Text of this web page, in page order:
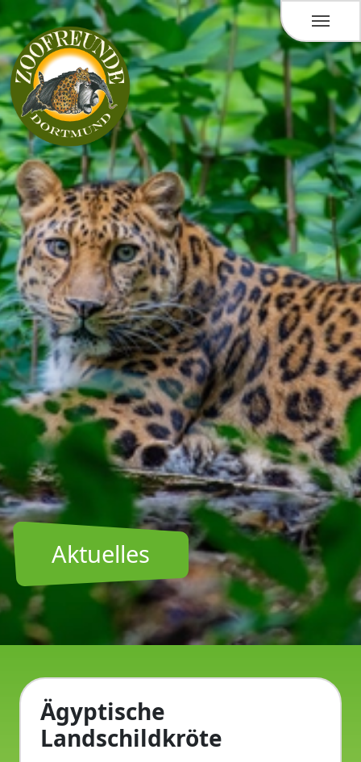
Aktuelles
Ägyptische
Landschildkröte